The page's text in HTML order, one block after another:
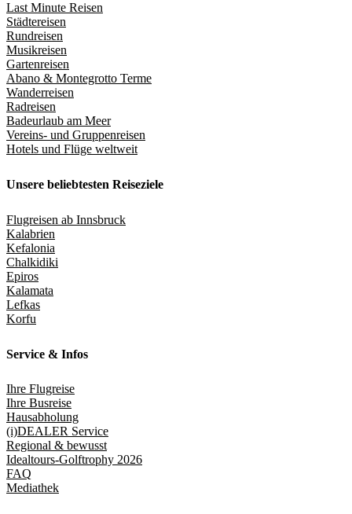
Last Minute Reisen
Städtereisen
Rundreisen
Musikreisen
Gartenreisen
Abano & Montegrotto Terme
Wanderreisen
Radreisen
Badeurlaub am Meer
Vereins- und Gruppenreisen
Hotels und Flüge weltweit
Unsere beliebtesten Reiseziele
Flugreisen ab Innsbruck
Kalabrien
Kefalonia
Chalkidiki
Epiros
Kalamata
Lefkas
Korfu
Service & Infos
Ihre Flugreise
Ihre Busreise
Hausabholung
(i)DEALER Service
Regional & bewusst
Idealtours-Golftrophy 2026
FAQ
Mediathek